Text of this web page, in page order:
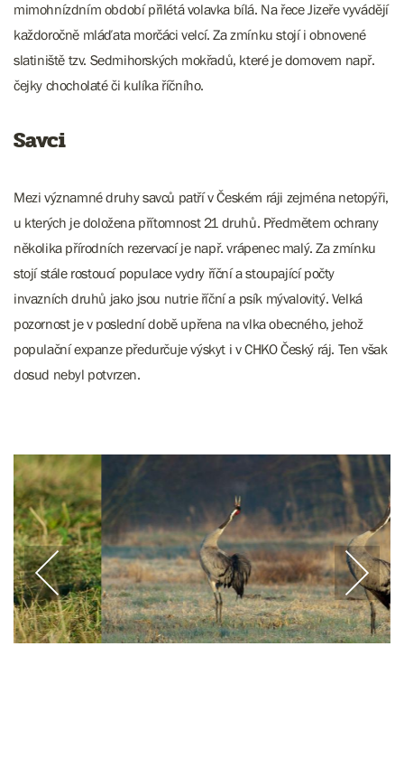
mimohnízdním období přilétá volavka bílá. Na řece Jizeře vyvádějí
každoročně mláďata morčáci velcí. Za zmínku stojí i obnovené
slatiniště tzv. Sedmihorských mokřadů, které je domovem např.
čejky chocholaté či kulíka říčního.
Savci
Mezi významné druhy savců patří v Českém ráji zejména netopýři,
u kterých je doložena přítomnost 21 druhů. Předmětem ochrany
několika přírodních rezervací je např. vrápenec malý. Za zmínku
stojí stále rostoucí populace vydry říční a stoupající počty
invazních druhů jako jsou nutrie říční a psík mývalovitý. Velká
pozornost je v poslední době upřena na vlka obecného, jehož
populační expanze předurčuje výskyt i v CHKO Český ráj. Ten však
dosud nebyl potvrzen.